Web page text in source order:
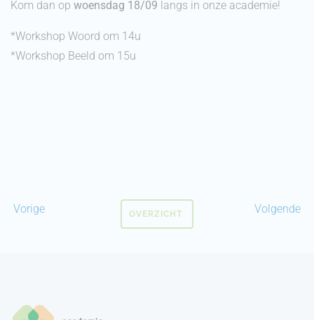
Kom dan op woensdag 18/09 langs in onze academie!
*Workshop Woord om 14u
*Workshop Beeld om 15u
Vorige Volgende
OVERZICHT